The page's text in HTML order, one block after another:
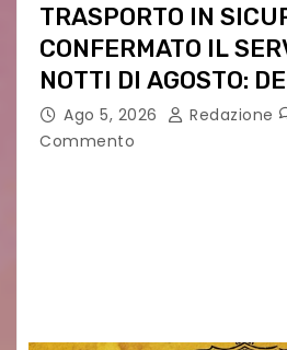
TRASPORTO IN
CONFERMATO IL
NOTTI DI AGOSTO:
PERCORSI, FERMATE
Ago 5, 2026 Redazione
Commento